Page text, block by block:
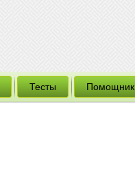
Тесты Помощник